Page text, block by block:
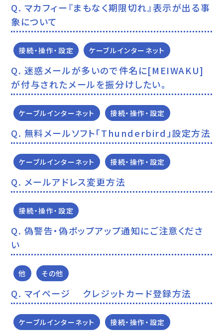
マカフィー『まもなく期限切れ』表示が出る事
象について
接続・操作・設定 ケーブルインターネット
迷惑メールが多いので件名に[MEIWAKU]
が付与されたメールを振分けしたい。
ケーブルインターネット 接続・操作・設定
無料メールソフト「Thunderbird」設定方法
ケーブルインターネット 接続・操作・設定
メールアドレス変更方法
接続・操作・設定
偽警告・偽ポップアップ通知にご注意くださ
い
他 その他
マイページ クレジットカード登録方法
ケーブルインターネット 接続・操作・設定